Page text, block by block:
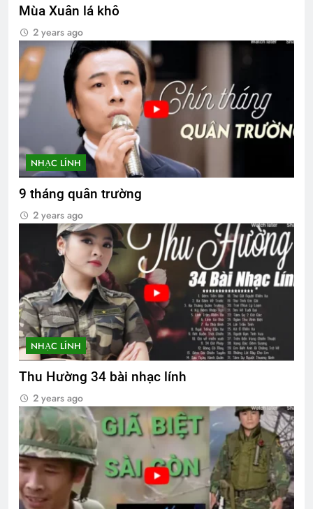
Mùa Xuân lá khô
2 years ago
NHẠC LÍNH
9 tháng quân trường
2 years ago
NHẠC LÍNH
Thu Hường 34 bài nhạc lính
2 years ago